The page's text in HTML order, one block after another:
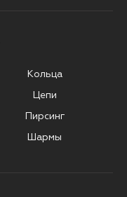
Кольца
Цепи
Пирсинг
Шармы